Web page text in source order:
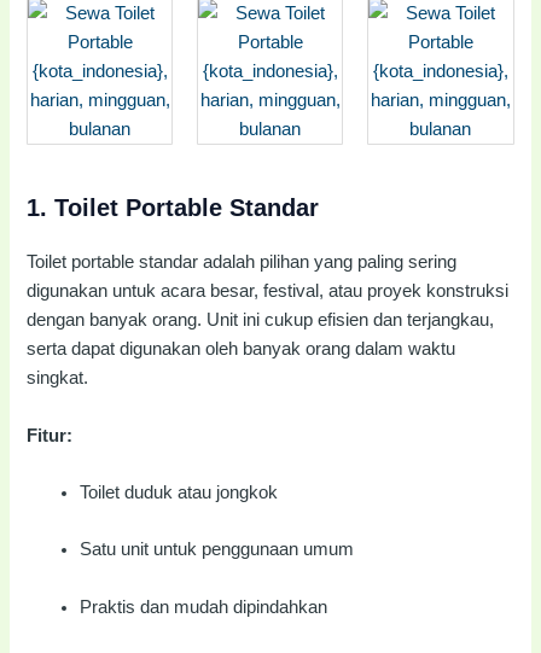
1.Toilet Portable Standar
Toilet portable standar adalah pilihan yang paling sering
digunakan untuk acara besar, festival, atau proyek konstruksi
dengan banyak orang. Unit ini cukup efisien dan terjangkau,
serta dapat digunakan oleh banyak orang dalam waktu
singkat.
Fitur:
Toilet duduk atau jongkok
Satu unit untuk penggunaan umum
Praktis dan mudah dipindahkan